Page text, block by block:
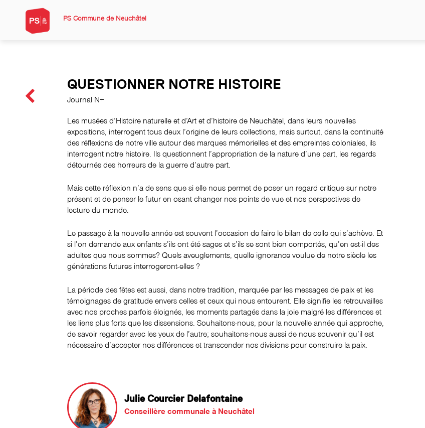
PS Commune de Neuchâtel
QUESTIONNER NOTRE HISTOIRE
Journal N+
Les musées d’Histoire naturelle et d’Art et d’histoire de Neuchâtel, dans leurs nouvelles
expositions, interrogent tous deux l’origine de leurs collections, mais surtout, dans la continuité
des réflexions de notre ville autour des marques mémorielles et des empreintes coloniales, ils
interrogent notre histoire. Ils questionnent l’appropriation de la nature d’une part, les regards
détournés des horreurs de la guerre d’autre part.
Mais cette réflexion n’a de sens que si elle nous permet de poser un regard critique sur notre
présent et de penser le futur en osant changer nos points de vue et nos perspectives de
lecture du monde.
Le passage à la nouvelle année est souvent l’occasion de faire le bilan de celle qui s’achève. Et
si l’on demande aux enfants s’ils ont été sages et s’ils se sont bien comportés, qu’en est-il des
adultes que nous sommes? Quels aveuglements, quelle ignorance voulue de notre siècle les
générations futures interrogeront-elles ?
La période des fêtes est aussi, dans notre tradition, marquée par les messages de paix et les
témoignages de gratitude envers celles et ceux qui nous entourent. Elle signifie les retrouvailles
avec nos proches parfois éloignés, les moments partagés dans la joie malgré les différences et
les liens plus forts que les dissensions. Souhaitons-nous, pour la nouvelle année qui approche,
de savoir regarder avec les yeux de l’autre; souhaitons-nous aussi de nous souvenir qu’il est
nécessaire d’accepter nos différences et transcender nos divisions pour construire la paix.
Julie Courcier Delafontaine
Conseillère communale à Neuchâtel